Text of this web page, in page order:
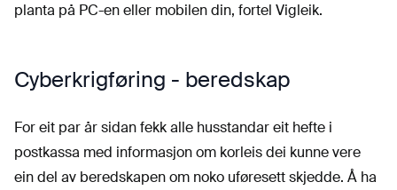
planta på PC-en eller mobilen din, fortel Vigleik.
Cyberkrigføring - beredskap
For eit par år sidan fekk alle husstandar eit hefte i
postkassa med informasjon om korleis dei kunne vere
ein del av beredskapen om noko uføresett skjedde. Å ha